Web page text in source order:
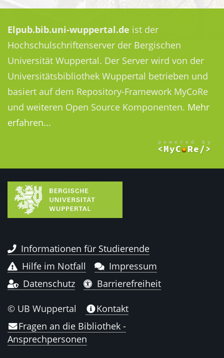
Elpub.bib.uni-wuppertal.de ist der
Hochschulschriftenserver der Bergischen
Universität Wuppertal. Der Server wird von der
Universitätsbibliothek Wuppertal betrieben und
basiert auf dem Repository-Framework MyCoRe
und weiteren Open Source Komponenten. Mehr
erfahren...
Informationen für Studierende
Hilfe im Notfall
Impressum
Datenschutz
Barrierefreiheit
© UB Wuppertal
Kontakt
Fragen an die Bibliothek -
Ansprechpersonen